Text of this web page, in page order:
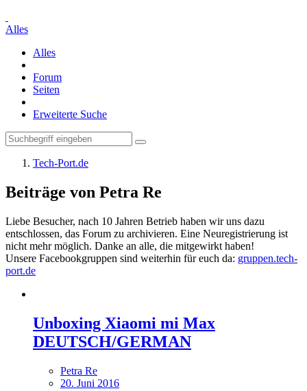
Alles
Alles
Forum
Seiten
Erweiterte Suche
Tech-Port.de
Beiträge von Petra Re
Liebe Besucher, nach 10 Jahren Betrieb haben wir uns dazu
entschlossen, das Forum zu archivieren. Eine Neuregistrierung ist
nicht mehr möglich. Danke an alle, die mitgewirkt haben!
Unsere Facebookgruppen sind weiterhin für euch da: gruppen.tech-
port.de
Unboxing Xiaomi mi Max
DEUTSCH/GERMAN
Petra Re
20. Juni 2016